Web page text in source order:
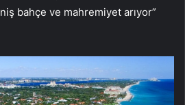
bahçe ve mahremiyet arıyor”